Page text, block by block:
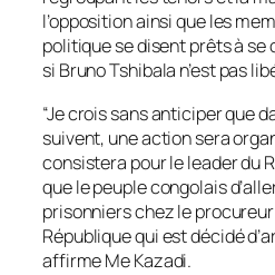
l’opposition ainsi que les
politique se disent prêts à
si Bruno Tshibala n’est pas
“Je crois sans anticiper que
suivent, une action sera
consistera pour le leader du
que le peuple congolais
prisonniers chez le
République qui est décidé
affirme Me Kazadi.